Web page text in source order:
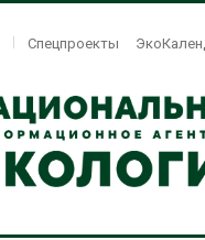
Спецпроекты